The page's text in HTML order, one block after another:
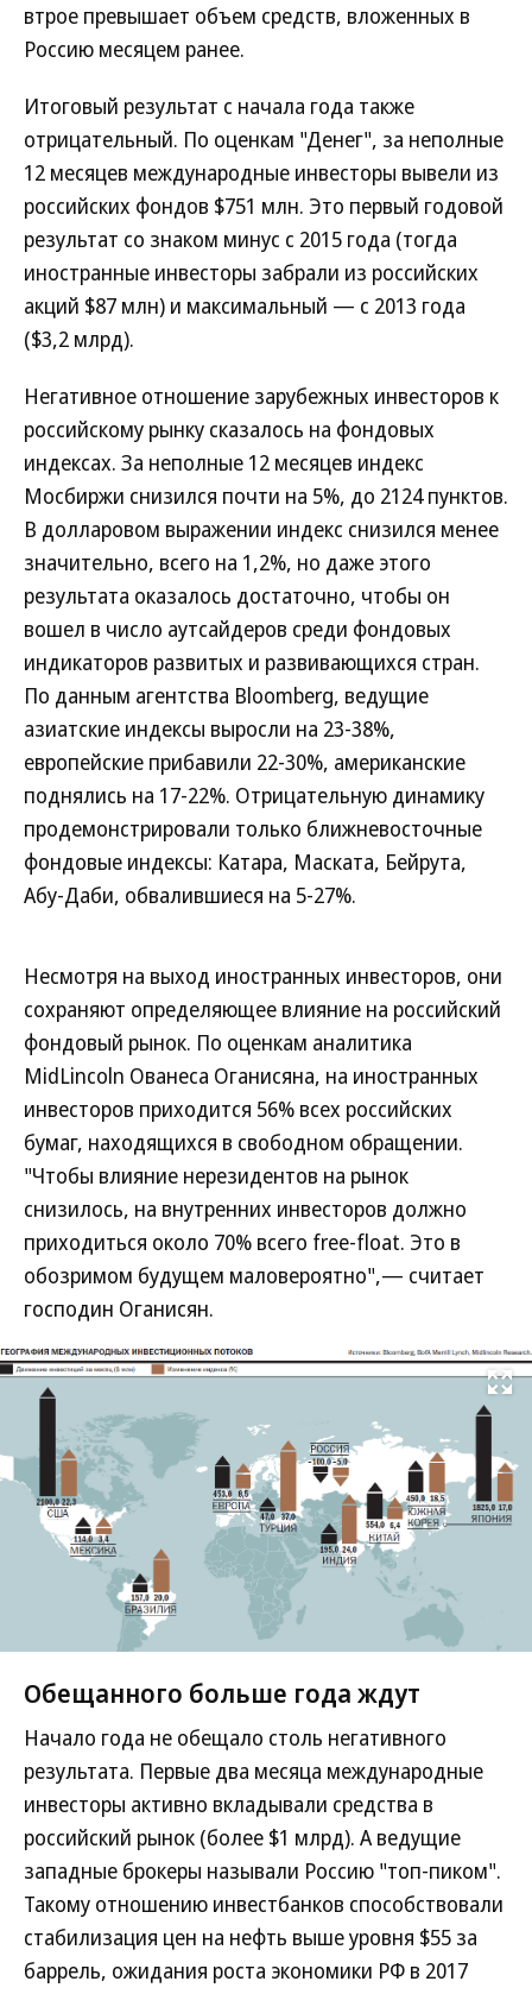
втрое превышает объем средств, вложенных в
Россию месяцем ранее.
Итоговый результат с начала года также
отрицательный. По оценкам "Денег", за неполные
12 месяцев международные инвесторы вывели из
российских фондов $751 млн. Это первый годовой
результат со знаком минус с 2015 года (тогда
иностранные инвесторы забрали из российских
акций $87 млн) и максимальный — с 2013 года
($3,2 млрд).
Негативное отношение зарубежных инвесторов к
российскому рынку сказалось на фондовых
индексах. За неполные 12 месяцев индекс
Мосбиржи снизился почти на 5%, до 2124 пунктов.
В долларовом выражении индекс снизился менее
значительно, всего на 1,2%, но даже этого
результата оказалось достаточно, чтобы он
вошел в число аутсайдеров среди фондовых
индикаторов развитых и развивающихся стран.
По данным агентства Bloomberg, ведущие
азиатские индексы выросли на 23-38%,
европейские прибавили 22-30%, американские
поднялись на 17-22%. Отрицательную динамику
продемонстрировали только ближневосточные
фондовые индексы: Катара, Маската, Бейрута,
Абу-Даби, обвалившиеся на 5-27%.
Несмотря на выход иностранных инвесторов, они
сохраняют определяющее влияние на российский
фондовый рынок. По оценкам аналитика
MidLincoln Ованеса Оганисяна, на иностранных
инвесторов приходится 56% всех российских
бумаг, находящихся в свободном обращении.
"Чтобы влияние нерезидентов на рынок
снизилось, на внутренних инвесторов должно
приходиться около 70% всего free-float. Это в
обозримом будущем маловероятно",— считает
господин Оганисян.
Развернуть
Обещанного больше года ждут
Начало года не обещало столь негативного
результата. Первые два месяца международные
инвесторы активно вкладывали средства в
российский рынок (более $1 млрд). А ведущие
западные брокеры называли Россию "топ-пиком".
Такому отношению инвестбанков способствовали
стабилизация цен на нефть выше уровня $55 за
баррель, ожидания роста экономики РФ в 2017